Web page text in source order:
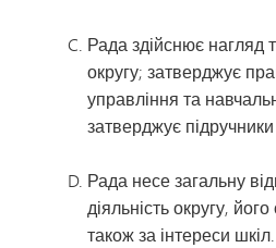
Рада здійснює нагляд
округу; затверджує
управління та
затверджує
Рада несе загальну
діяльність округу,
також за інтереси шкіл.